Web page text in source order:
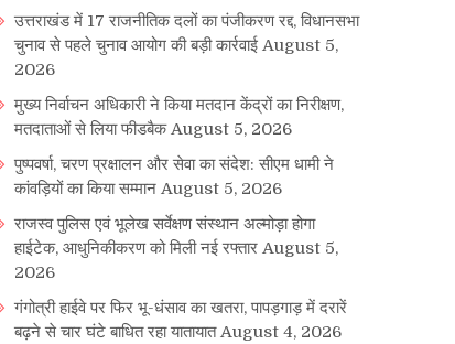
उत्तराखंड में 17 राजनीतिक दलों का पंजीकरण रद्द, विधानसभा
चुनाव से पहले चुनाव आयोग की बड़ी कार्रवाई August 5,
2026
मुख्य निर्वाचन अधिकारी ने किया मतदान केंद्रों का निरीक्षण,
मतदाताओं से लिया फीडबैक August 5, 2026
पुष्पवर्षा, चरण प्रक्षालन और सेवा का संदेश: सीएम धामी ने
कांवड़ियों का किया सम्मान August 5, 2026
राजस्व पुलिस एवं भूलेख सर्वेक्षण संस्थान अल्मोड़ा होगा
हाईटेक, आधुनिकीकरण को मिली नई रफ्तार August 5,
2026
गंगोत्री हाईवे पर फिर भू-धंसाव का खतरा, पापड़गाड़ में दरारें
बढ़ने से चार घंटे बाधित रहा यातायात August 4, 2026